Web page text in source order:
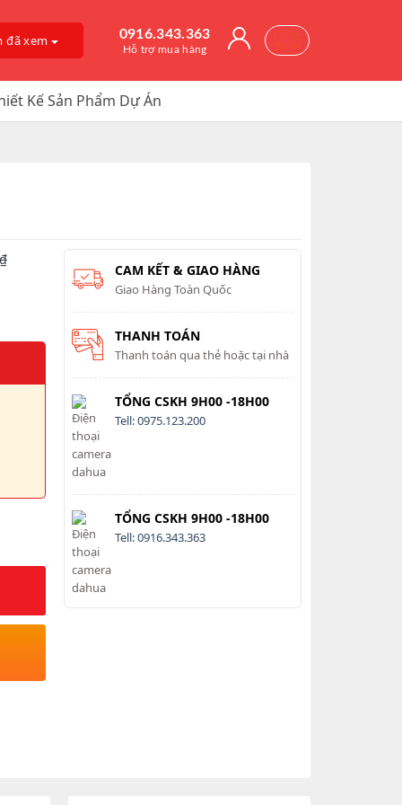
đã xem 0916.343.363
Hỗ trợ mua hàng
Kế Sản Phẩm Dự Án
CAM KẾT & GIAO HÀNG
Giao Hàng Toàn Quốc
THANH TOÁN
Thanh toán qua thẻ hoặc tại nhà
TỔNG CSKH 9H00 -18H00
Tell: 0975.123.200
TỔNG CSKH 9H00 -18H00
Tell: 0916.343.363